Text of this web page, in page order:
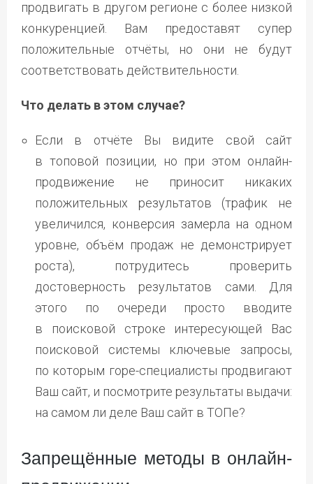
продвигать в другом регионе с более низкой
конкуренцией. Вам предоставят супер
положительные отчёты, но они не будут
соответствовать действительности.
Что делать в этом случае?
Если в отчёте Вы видите свой сайт
в топовой позиции, но при этом онлайн-
продвижение не приносит никаких
положительных результатов (трафик не
увеличился, конверсия замерла на одном
уровне, объём продаж не демонстрирует
роста), потрудитесь проверить
достоверность результатов сами. Для
этого по очереди просто вводите
в поисковой строке интересующей Вас
поисковой системы ключевые запросы,
по которым горе-специалисты продвигают
Ваш сайт, и посмотрите результаты выдачи:
на самом ли деле Ваш сайт в ТОПе?
Запрещённые методы в онлайн-